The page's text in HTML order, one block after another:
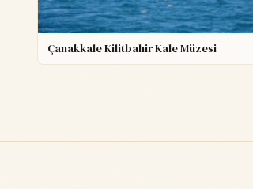
Çanakkale Kilitbahir Kale Müzesi